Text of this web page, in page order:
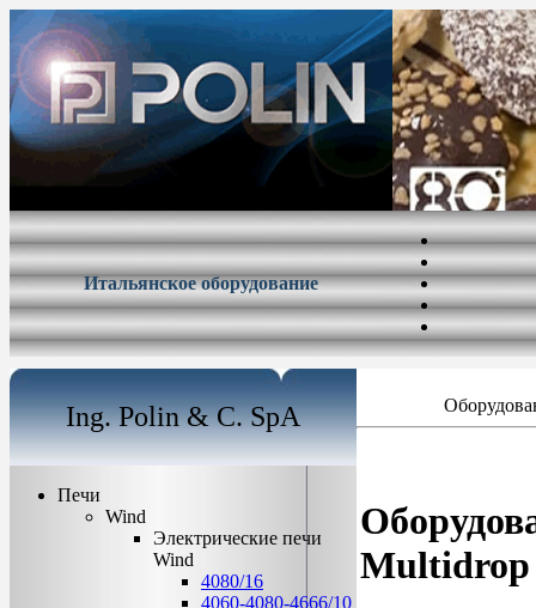
Итальянское оборудование
Ing. Polin & C. SpA
Печи
Wind
Электрические печи
Wind
4080/16
4060-4080-4666/10